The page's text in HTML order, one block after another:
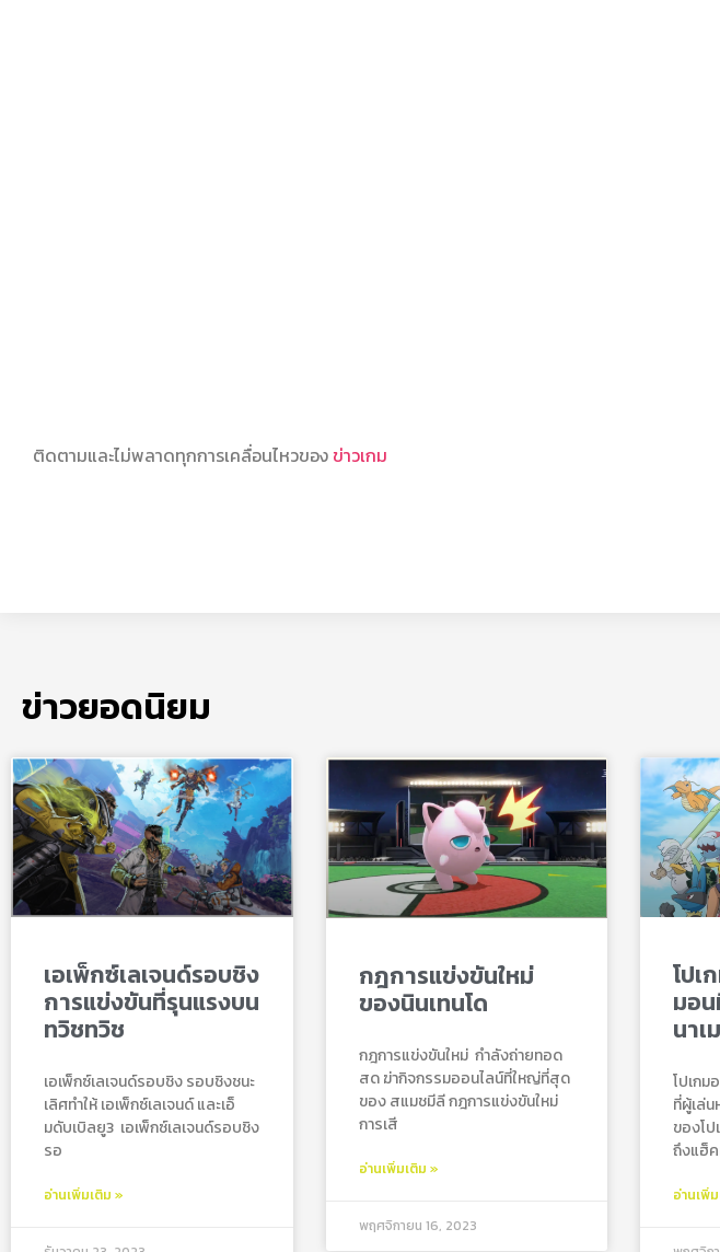
ติดตามและไม่พลาดทุกการเคลื่อนไหวของ ข่าวเกม
ข่าวยอดนิยม
เอเพ็กซ์เลเจนด์รอบชิง
การแข่งขันที่รุนแรงบน
ทวิชทวิช
เอเพ็กซ์เลเจนด์รอบชิง รอบชิงชนะ
เลิศทำให้ เอเพ็กซ์เลเจนด์ และเอ็
มดับเบิลยู3 เอเพ็กซ์เลเจนด์รอบชิง
รอ
อ่านเพิ่มเติม »
กฎการแข่งขันใหม่
ของนินเทนโด
กฎการแข่งขันใหม่ กําลังถ่ายทอด
สด ฆ่ากิจกรรมออนไลน์ที่ใหญ่ที่สุด
ของ สแมชมีลี กฎการแข่งขันใหม่
การเสี
อ่านเพิ่มเติม »
พฤศจิกายน 16, 2023
โปเ
มอ
นาเ
โปเกม
ที่ผู้เล่
ของโป
ถึงแฮ็
อ่านเพิ่